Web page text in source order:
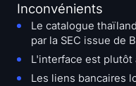
Inconvénients
Le catalogue
par la SEC issue de
L'interface est plutôt
Les liens bancaires